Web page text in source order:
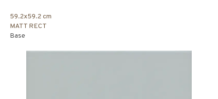
59.2x59.2 cm
MATT RECT
Base